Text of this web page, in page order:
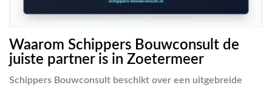
Waarom Schippers Bouwconsult de
juiste partner is in Zoetermeer
Schippers Bouwconsult beschikt over een uitgebreide